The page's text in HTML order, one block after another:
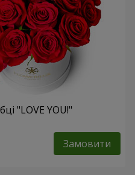
"LOVE YOU!"
Замовити